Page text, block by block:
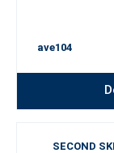
ave104
SECOND